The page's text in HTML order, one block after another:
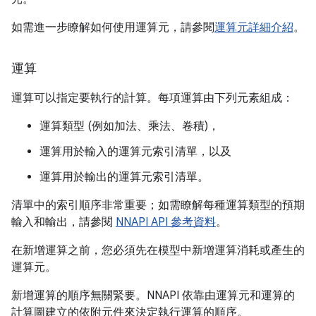
如需進一步瞭解如何使用運算元，請參閱運算元詳細介紹。
運算
運算可以指定要執行的計算。每項運算由下列元素組成：
運算類型 (例如加法、乘法、卷積)，
運算用於輸入的運算元索引清單，以及
運算用於輸出的運算元索引清單。
清單中的索引順序非常重要；如需瞭解每種運算類型的預期
輸入和輸出，請參閱 NNAPI API 參考資料。
在新增運算之前，您必須先在模型中新增運算消耗或產生的
運算元。
新增運算的順序無關緊要。NNAPI 依靠由運算元和運算的
計算圖建立的依附元件來決定執行運算的順序。